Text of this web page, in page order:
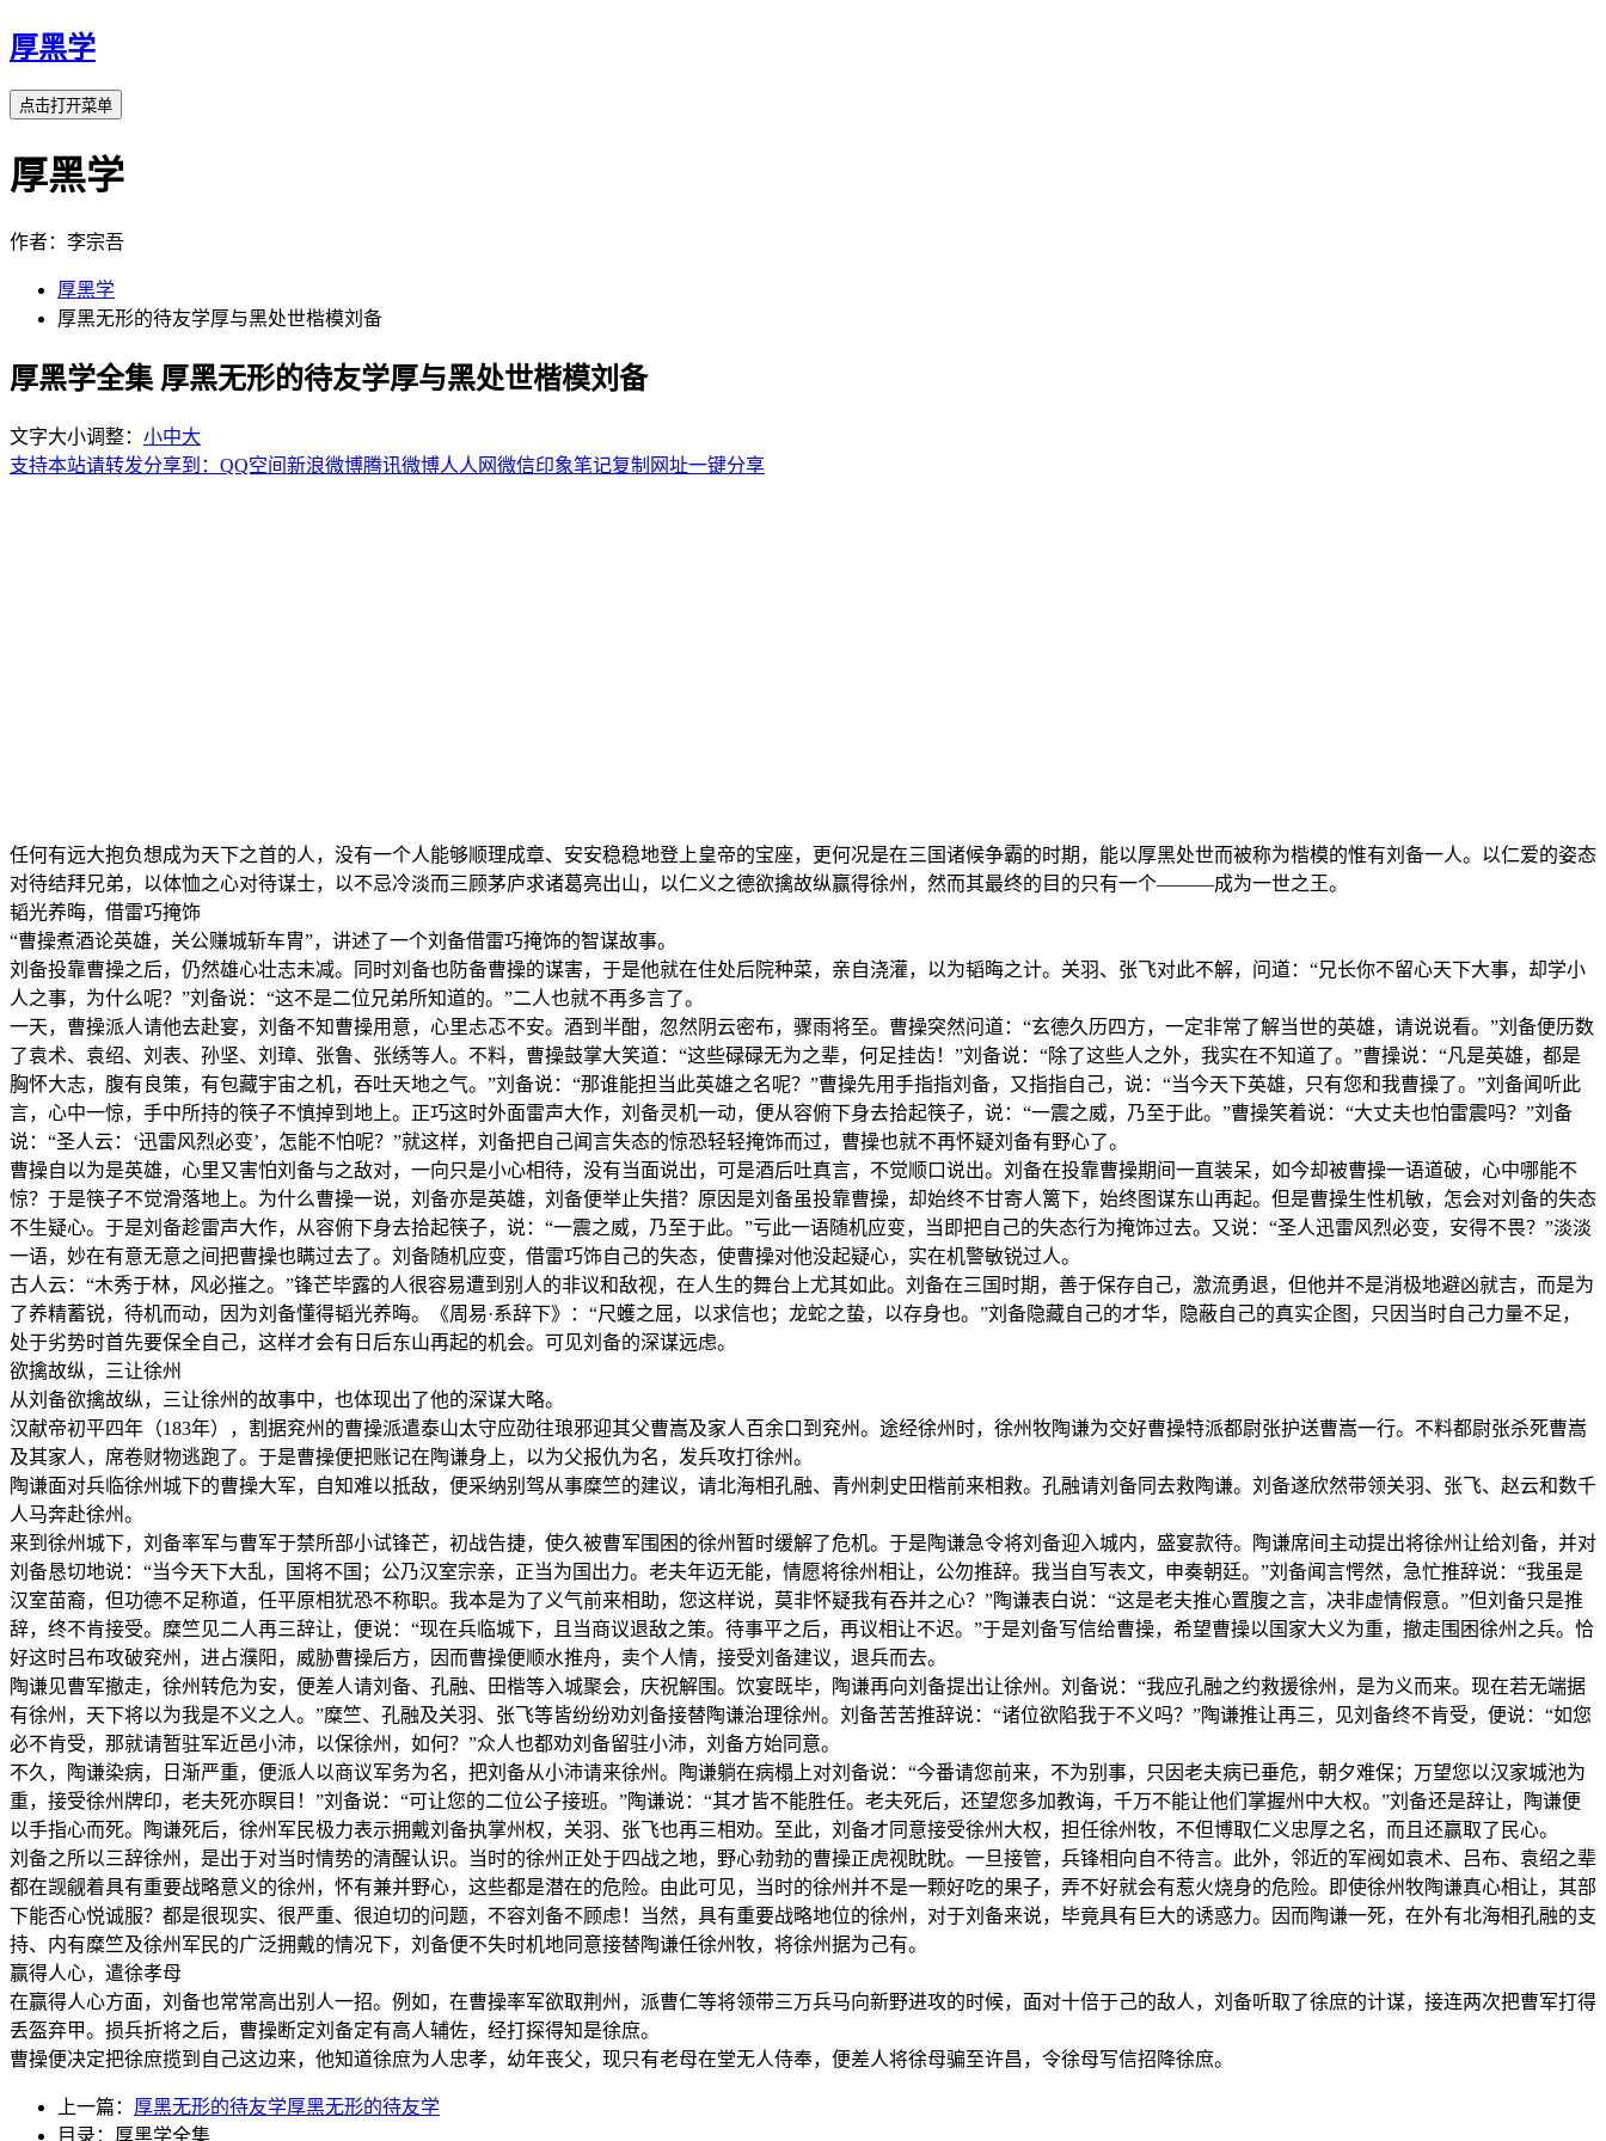
厚黑学
点击打开菜单
厚黑学
作者：李宗吾
厚黑学
厚黑无形的待友学厚与黑处世楷模刘备
厚黑学全集 厚黑无形的待友学厚与黑处世楷模刘备
文字大小调整： 小中大
支持本站请转发分享到： QQ空间新浪微博腾讯微博人人网微信印象笔记复制网址一键分享
任何有远大抱负想成为天下之首的人，没有一个人能够顺理成章、安安稳稳地登上皇帝的宝座，更何况是在三国诸候争霸的时期，能以厚黑处世而被称为楷模的惟有刘备一人。以仁爱的姿态
对待结拜兄弟，以体恤之心对待谋士，以不忌冷淡而三顾茅庐求诸葛亮出山，以仁义之德欲擒故纵赢得徐州，然而其最终的目的只有一个———成为一世之王。
韬光养晦，借雷巧掩饰
“曹操煮酒论英雄，关公赚城斩车胄”，讲述了一个刘备借雷巧掩饰的智谋故事。
刘备投靠曹操之后，仍然雄心壮志未减。同时刘备也防备曹操的谋害，于是他就在住处后院种菜，亲自浇灌，以为韬晦之计。关羽、张飞对此不解，问道：“兄长你不留心天下大事，却学小
人之事，为什么呢？”刘备说：“这不是二位兄弟所知道的。”二人也就不再多言了。
一天，曹操派人请他去赴宴，刘备不知曹操用意，心里忐忑不安。酒到半酣，忽然阴云密布，骤雨将至。曹操突然问道：“玄德久历四方，一定非常了解当世的英雄，请说说看。”刘备便历数
了袁术、袁绍、刘表、孙坚、刘璋、张鲁、张绣等人。不料，曹操鼓掌大笑道：“这些碌碌无为之辈，何足挂齿！”刘备说：“除了这些人之外，我实在不知道了。”曹操说：“凡是英雄，都是
胸怀大志，腹有良策，有包藏宇宙之机，吞吐天地之气。”刘备说：“那谁能担当此英雄之名呢？”曹操先用手指指刘备，又指指自己，说：“当今天下英雄，只有您和我曹操了。”刘备闻听此
言，心中一惊，手中所持的筷子不慎掉到地上。正巧这时外面雷声大作，刘备灵机一动，便从容俯下身去拾起筷子，说：“一震之威，乃至于此。”曹操笑着说：“大丈夫也怕雷震吗？”刘备
说：“圣人云：‘迅雷风烈必变’，怎能不怕呢？”就这样，刘备把自己闻言失态的惊恐轻轻掩饰而过，曹操也就不再怀疑刘备有野心了。
曹操自以为是英雄，心里又害怕刘备与之敌对，一向只是小心相待，没有当面说出，可是酒后吐真言，不觉顺口说出。刘备在投靠曹操期间一直装呆，如今却被曹操一语道破，心中哪能不
惊？于是筷子不觉滑落地上。为什么曹操一说，刘备亦是英雄，刘备便举止失措？原因是刘备虽投靠曹操，却始终不甘寄人篱下，始终图谋东山再起。但是曹操生性机敏，怎会对刘备的失态
不生疑心。于是刘备趁雷声大作，从容俯下身去拾起筷子，说：“一震之威，乃至于此。”亏此一语随机应变，当即把自己的失态行为掩饰过去。又说：“圣人迅雷风烈必变，安得不畏？”淡淡
一语，妙在有意无意之间把曹操也瞒过去了。刘备随机应变，借雷巧饰自己的失态，使曹操对他没起疑心，实在机警敏锐过人。
古人云：“木秀于林，风必摧之。”锋芒毕露的人很容易遭到别人的非议和敌视，在人生的舞台上尤其如此。刘备在三国时期，善于保存自己，激流勇退，但他并不是消极地避凶就吉，而是为
了养精蓄锐，待机而动，因为刘备懂得韬光养晦。《周易·系辞下》：“尺蠖之屈，以求信也；龙蛇之蛰，以存身也。”刘备隐藏自己的才华，隐蔽自己的真实企图，只因当时自己力量不足，
处于劣势时首先要保全自己，这样才会有日后东山再起的机会。可见刘备的深谋远虑。
欲擒故纵，三让徐州
从刘备欲擒故纵，三让徐州的故事中，也体现出了他的深谋大略。
汉献帝初平四年（183年），割据兖州的曹操派遣泰山太守应劭往琅邪迎其父曹嵩及家人百余口到兖州。途经徐州时，徐州牧陶谦为交好曹操特派都尉张护送曹嵩一行。不料都尉张杀死曹嵩
及其家人，席卷财物逃跑了。于是曹操便把账记在陶谦身上，以为父报仇为名，发兵攻打徐州。
陶谦面对兵临徐州城下的曹操大军，自知难以抵敌，便采纳别驾从事糜竺的建议，请北海相孔融、青州刺史田楷前来相救。孔融请刘备同去救陶谦。刘备遂欣然带领关羽、张飞、赵云和数千
人马奔赴徐州。
来到徐州城下，刘备率军与曹军于禁所部小试锋芒，初战告捷，使久被曹军围困的徐州暂时缓解了危机。于是陶谦急令将刘备迎入城内，盛宴款待。陶谦席间主动提出将徐州让给刘备，并对
刘备恳切地说：“当今天下大乱，国将不国；公乃汉室宗亲，正当为国出力。老夫年迈无能，情愿将徐州相让，公勿推辞。我当自写表文，申奏朝廷。”刘备闻言愕然，急忙推辞说：“我虽是
汉室苗裔，但功德不足称道，任平原相犹恐不称职。我本是为了义气前来相助，您这样说，莫非怀疑我有吞并之心？”陶谦表白说：“这是老夫推心置腹之言，决非虚情假意。”但刘备只是推
辞，终不肯接受。糜竺见二人再三辞让，便说：“现在兵临城下，且当商议退敌之策。待事平之后，再议相让不迟。”于是刘备写信给曹操，希望曹操以国家大义为重，撤走围困徐州之兵。恰
好这时吕布攻破兖州，进占濮阳，威胁曹操后方，因而曹操便顺水推舟，卖个人情，接受刘备建议，退兵而去。
陶谦见曹军撤走，徐州转危为安，便差人请刘备、孔融、田楷等入城聚会，庆祝解围。饮宴既毕，陶谦再向刘备提出让徐州。刘备说：“我应孔融之约救援徐州，是为义而来。现在若无端据
有徐州，天下将以为我是不义之人。”糜竺、孔融及关羽、张飞等皆纷纷劝刘备接替陶谦治理徐州。刘备苦苦推辞说：“诸位欲陷我于不义吗？”陶谦推让再三，见刘备终不肯受，便说：“如您
必不肯受，那就请暂驻军近邑小沛，以保徐州，如何？”众人也都劝刘备留驻小沛，刘备方始同意。
不久，陶谦染病，日渐严重，便派人以商议军务为名，把刘备从小沛请来徐州。陶谦躺在病榻上对刘备说：“今番请您前来，不为别事，只因老夫病已垂危，朝夕难保；万望您以汉家城池为
重，接受徐州牌印，老夫死亦瞑目！”刘备说：“可让您的二位公子接班。”陶谦说：“其才皆不能胜任。老夫死后，还望您多加教诲，千万不能让他们掌握州中大权。”刘备还是辞让，陶谦便
以手指心而死。陶谦死后，徐州军民极力表示拥戴刘备执掌州权，关羽、张飞也再三相劝。至此，刘备才同意接受徐州大权，担任徐州牧，不但博取仁义忠厚之名，而且还赢取了民心。
刘备之所以三辞徐州，是出于对当时情势的清醒认识。当时的徐州正处于四战之地，野心勃勃的曹操正虎视眈眈。一旦接管，兵锋相向自不待言。此外，邻近的军阀如袁术、吕布、袁绍之辈
都在觊觎着具有重要战略意义的徐州，怀有兼并野心，这些都是潜在的危险。由此可见，当时的徐州并不是一颗好吃的果子，弄不好就会有惹火烧身的危险。即使徐州牧陶谦真心相让，其部
下能否心悦诚服？都是很现实、很严重、很迫切的问题，不容刘备不顾虑！当然，具有重要战略地位的徐州，对于刘备来说，毕竟具有巨大的诱惑力。因而陶谦一死，在外有北海相孔融的支
持、内有糜竺及徐州军民的广泛拥戴的情况下，刘备便不失时机地同意接替陶谦任徐州牧，将徐州据为己有。
赢得人心，遣徐孝母
在赢得人心方面，刘备也常常高出别人一招。例如，在曹操率军欲取荆州，派曹仁等将领带三万兵马向新野进攻的时候，面对十倍于己的敌人，刘备听取了徐庶的计谋，接连两次把曹军打得
丢盔弃甲。损兵折将之后，曹操断定刘备定有高人辅佐，经打探得知是徐庶。
曹操便决定把徐庶揽到自己这边来，他知道徐庶为人忠孝，幼年丧父，现只有老母在堂无人侍奉，便差人将徐母骗至许昌，令徐母写信招降徐庶。
上一篇： 厚黑无形的待友学厚黑无形的待友学
目录：厚黑学全集